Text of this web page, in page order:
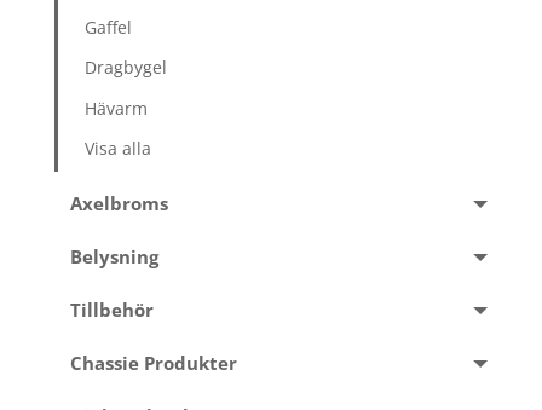
Gaffel
Dragbygel
Hävarm
Visa alla
Axelbroms
Belysning
Tillbehör
Chassie Produkter